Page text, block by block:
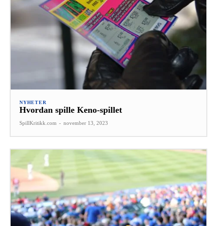
NYHETER
Hvordan spille Keno-spillet
SpillKritikk.com - november 13, 2023